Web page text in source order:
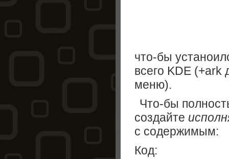
что-бы
всего KDE (+ark
меню).
Что-бы
создайте
с содержимым:
Код: